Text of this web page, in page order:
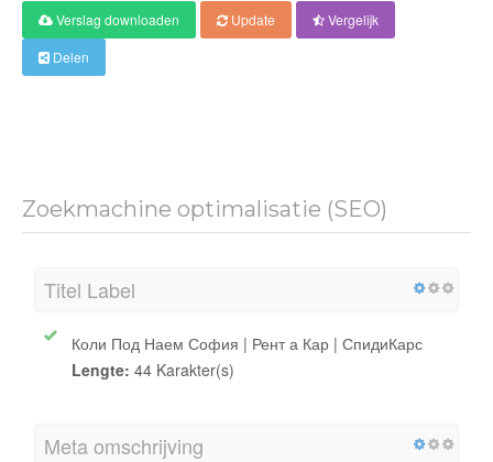
Verslag downloaden Update
Vergelijk
Delen
Zoekmachine optimalisatie (SEO)
Titel Label
Коли Под Наем София | Рент а Кар | СпидиКарс
Lengte: 44 Karakter(s)
Meta omschrijving